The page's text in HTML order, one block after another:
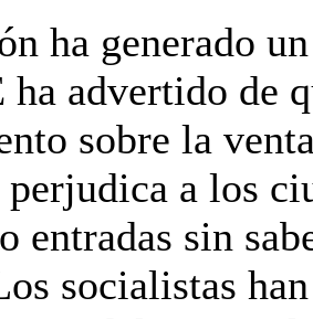
ha generado
ha advertido de
sobre la
a los
entradas sin
socialistas